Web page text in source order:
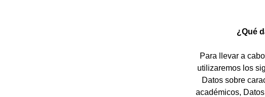
¿Qué
Para llevar a
utilizaremos los
Datos sobre
académicos,